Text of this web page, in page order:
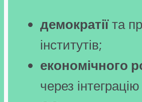
демократіїта
інститутів;
економічного
через